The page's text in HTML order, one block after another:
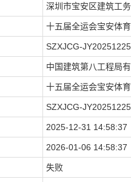
深圳市宝安区建筑工
十五届全运会宝安体
SZXJCG-
中国建筑第八工程局
十五届全运会宝安体
SZXJCG-
2025-12-31 14:58:37
2026-01-06 14:58:37
失败